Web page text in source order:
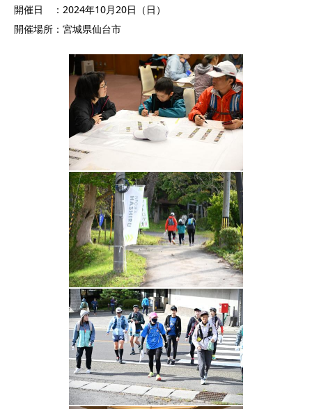
開催日 ：2024年10月20日（日）
開催場所：宮城県仙台市